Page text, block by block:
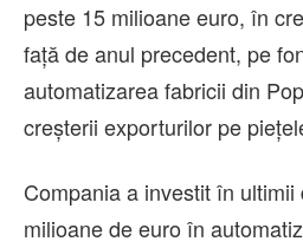
peste 15 milioane euro, în
față de anul precedent, pe
automatizarea fabricii din
creșterii exporturilor pe
Compania a investit în
milioane de euro în